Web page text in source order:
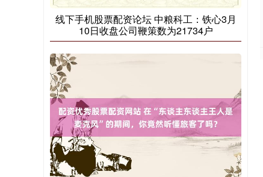
线下手机股票配资论坛 中粮科工：铁心3月
10日收盘公司鞭策数为21734户